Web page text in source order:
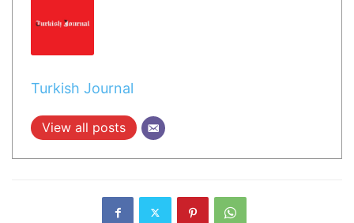
Turkish Journal
View all posts